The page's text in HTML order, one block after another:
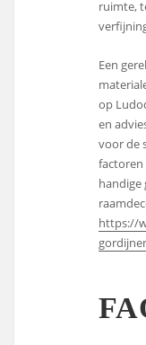
ruimte,
Een
op
en
voor de
factoren
handige
https://